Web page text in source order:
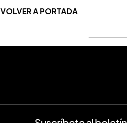
VOLVER A PORTADA